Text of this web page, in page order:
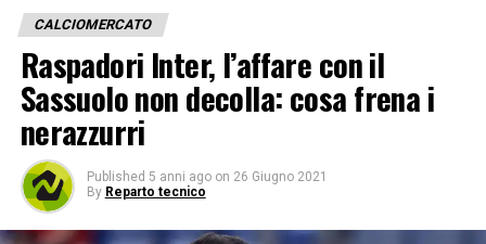
CALCIOMERCATO
Raspadori Inter, l’affare con il
Sassuolo non decolla: cosa frena i
nerazzurri
Published 5 anni ago on 26 Giugno 2021
By Reparto tecnico